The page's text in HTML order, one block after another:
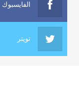
الفايسبوك
تويتر